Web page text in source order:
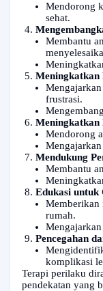
Mendorong
sehat.
Membantu
Meningkatkan
frustrasi.
Meningkatkan
Mendorong
Mendukung
Membantu
Edukasi untuk
Memberikan
rumah.
Pencegahan
komplikasi
Terapi perilaku
pendekatan yang